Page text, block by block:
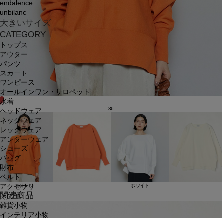
endalence
unbilanc
大きいサイズ
CATEGORY
トップス
アウター
パンツ
スカート
ワンピース
オールインワン・サロペット
水着
ヘッドウェア
ネックウェア
レッグウェア
アンダーウェア
シューズ
バッグ
財布
ベルト
アクセサリ
その他
雑貨小物
インテリア小物
36
オレンジ ホワイト
関連商品